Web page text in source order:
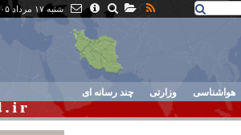
شنبه ۱۷ مرداد ۰۵ - ۰۹:۳۱
هواشناسی وزارتی چند رسانه ای